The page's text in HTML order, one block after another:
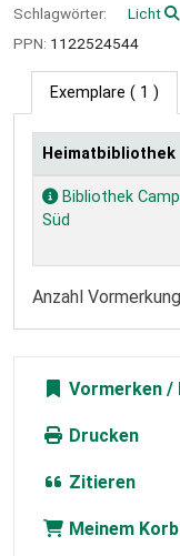
Schlagwörter:
Licht
PPN: 1122524544
Exemplare ( 1 )
Exemplare
Heimatbibliothek
Bibliothek
Süd
Anzahl
Vormerken
Drucken
Zitieren
Meinem